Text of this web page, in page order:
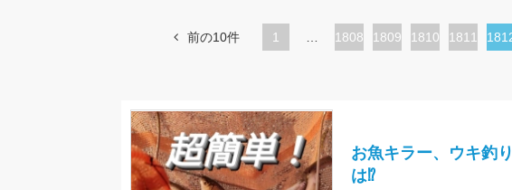
前の10件 1
ペ
1808
ペ
1809
ペ
1810
ペ
1811
カ
ペ
お魚キラー、ウキ釣
は⁉